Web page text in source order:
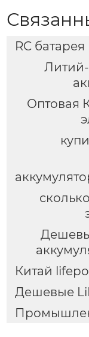
RC батарея
Оптовая
Китай
Дешевые